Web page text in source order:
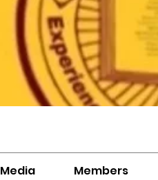
Media Members